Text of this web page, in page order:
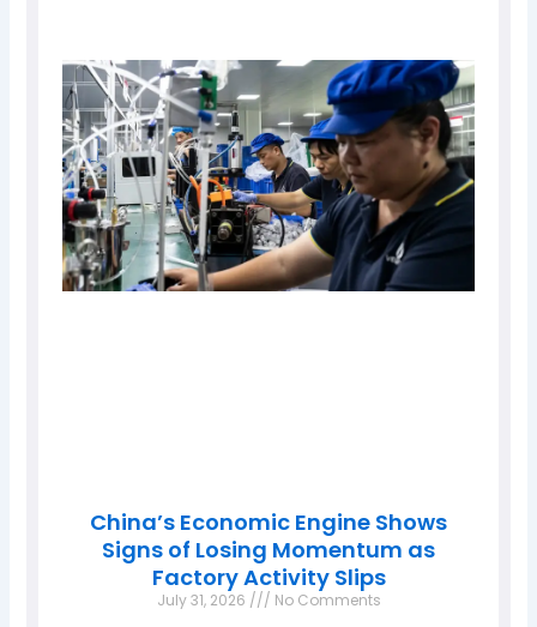
China’s Economic Engine Shows
Signs of Losing Momentum as
Factory Activity Slips
July 31, 2026
No Comments